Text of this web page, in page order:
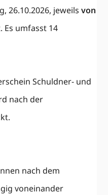
26.10.2026, jeweilsvon
Es umfasst 14
Schuldner- und
nach der
nach dem
voneinander